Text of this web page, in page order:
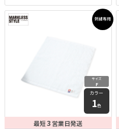
刺繍専用
サイズ
F
カラー
1色
最短3 営業日発送